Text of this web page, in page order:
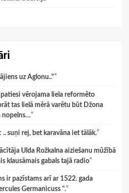
uz Aglonu.."”
patiesi vērojama liela reformēto
tas lielā mērā varētu būt Džona
nopelns…”
.. suņi rej, bet karavāna iet tālāk.”
Ulda Rožkalna aiziešanu mūžībā
klausāmais gabals tajā radio”
ir pazīstams arī ar 1522. gada
Germanicuss ".”